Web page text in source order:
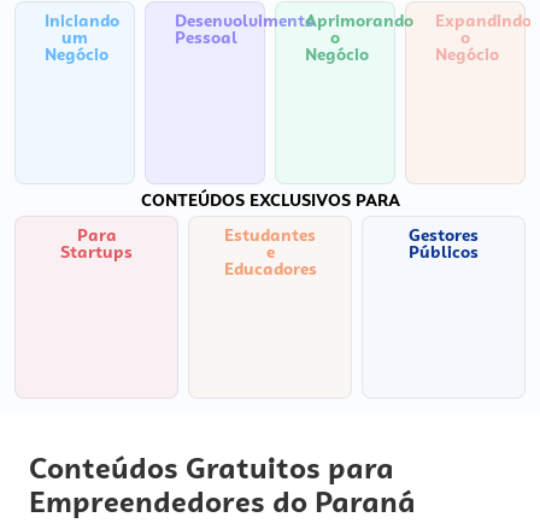
Iniciando
um
Negócio
Desenvolvimento
Pessoal
Aprimorando
o
Negócio
Expandindo
o
Negócio
CONTEÚDOS EXCLUSIVOS PARA
Para
Startups
Estudantes
e
Educadores
Gestores
Públicos
Conteúdos Gratuitos para
Empreendedores do Paraná